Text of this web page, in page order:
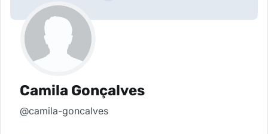
Camila Gonçalves
@camila-goncalves